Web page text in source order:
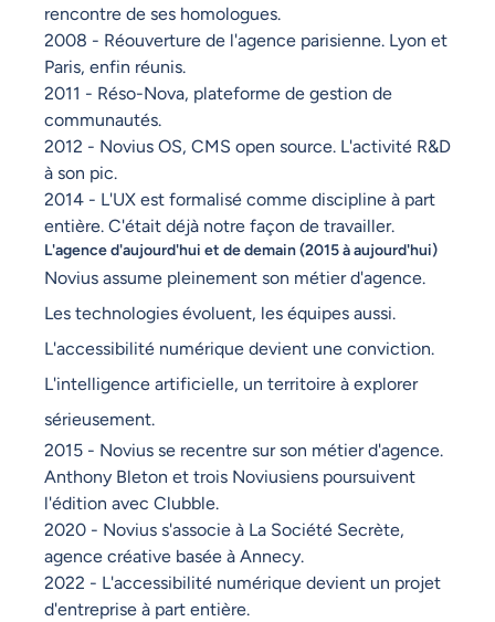
rencontre de ses homologues.
2008 - Réouverture de l'agence parisienne. Lyon et
Paris, enfin réunis.
2011 - Réso-Nova, plateforme de gestion de
communautés.
2012 - Novius OS, CMS open source. L'activité R&D
à son pic.
2014 - L'UX est formalisé comme discipline à part
entière. C'était déjà notre façon de travailler.
L'agence d'aujourd'hui et de demain (2015 à aujourd'hui)
Novius assume pleinement son métier d'agence.
Les technologies évoluent, les équipes aussi.
L'accessibilité numérique devient une conviction.
L'intelligence artificielle, un territoire à explorer
sérieusement.
2015 - Novius se recentre sur son métier d'agence.
Anthony Bleton et trois Noviusiens poursuivent
l'édition avec Clubble.
2020 - Novius s'associe à La Société Secrète,
agence créative basée à Annecy.
2022 - L'accessibilité numérique devient un projet
d'entreprise à part entière.